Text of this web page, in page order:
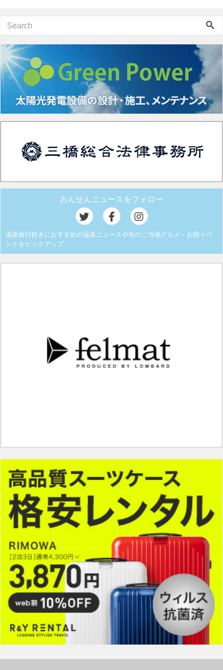
おんせんニュースをフォロー
温泉旅行好きにおすすめの温泉ニュースや旬のご当地グルメ・お得イベ
ントをピックアップ